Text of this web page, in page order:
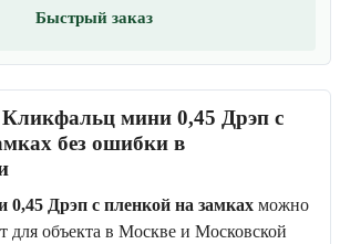
Быстрый заказ
Кликфальц мини 0,45 Дрэп с
без ошибки в
Дрэп с пленкой на замках можно
для объекта в Москве и Московской